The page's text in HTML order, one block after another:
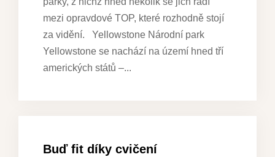
mezi opravdové TOP, které rozhodně stojí
za vidění. Yellowstone Národní park
Yellowstone se nachází na území hned tří
amerických států –
Buď fit díky cvičení